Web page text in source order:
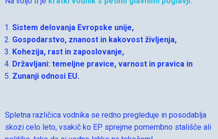
Sistem delovanja Evropske unije,
Gospodarstvo, znanost in kakovost življenja,
Kohezija, rast in zaposlovanje,
Državljani: temeljne pravice, varnost in pravica in
Zunanji odnosi EU.
Spletna različica vodnika se redno pregleduje in posodablja
skozi celo leto, vsakič ko EP sprejme pomembno stališče ali